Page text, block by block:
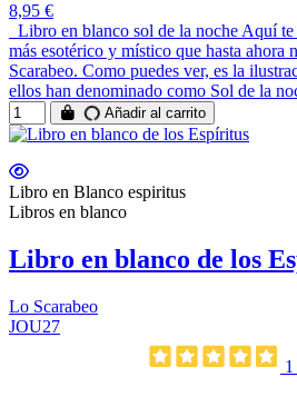
8,95 €
Libro en blanco sol de la noche Aquí
más esotérico y místico que hasta ahora
Scarabeo. Como puedes ver, es la
ellos han denominado como Sol de la
Añadir al carrito
Libro en Blanco espiritus
Libros en blanco
Libro en blanco de los
Lo Scarabeo
JOU27